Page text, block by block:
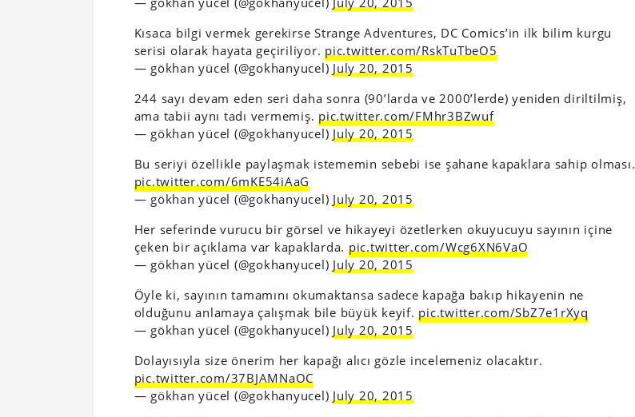
Kısaca bilgi vermek gerekirse Strange Adventures, DC Comics’in ilk bilim kurgu
serisi olarak hayata geçiriliyor. pic.twitter.com/RskTuTbeO5
— gökhan yücel (@gokhanyucel) July 20, 2015
244 sayı devam eden seri daha sonra (90’larda ve 2000’lerde) yeniden diriltilmiş,
ama tabii aynı tadı vermemiş. pic.twitter.com/FMhr3BZwuf
— gökhan yücel (@gokhanyucel) July 20, 2015
Bu seriyi özellikle paylaşmak istememin sebebi ise şahane kapaklara sahip olması.
pic.twitter.com/6mKE54iAaG
— gökhan yücel (@gokhanyucel) July 20, 2015
Her seferinde vurucu bir görsel ve hikayeyi özetlerken okuyucuyu sayının içine
çeken bir açıklama var kapaklarda. pic.twitter.com/Wcg6XN6VaO
— gökhan yücel (@gokhanyucel) July 20, 2015
Öyle ki, sayının tamamını okumaktansa sadece kapağa bakıp hikayenin ne
olduğunu anlamaya çalışmak bile büyük keyif. pic.twitter.com/SbZ7e1rXyq
— gökhan yücel (@gokhanyucel) July 20, 2015
Dolayısıyla size önerim her kapağı alıcı gözle incelemeniz olacaktır.
pic.twitter.com/37BJAMNaOC
— gökhan yücel (@gokhanyucel) July 20, 2015